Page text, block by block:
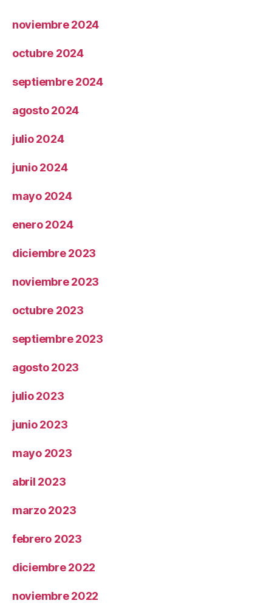
noviembre 2024
octubre 2024
septiembre 2024
agosto 2024
julio 2024
junio 2024
mayo 2024
enero 2024
diciembre 2023
noviembre 2023
octubre 2023
septiembre 2023
agosto 2023
julio 2023
junio 2023
mayo 2023
abril 2023
marzo 2023
febrero 2023
diciembre 2022
noviembre 2022